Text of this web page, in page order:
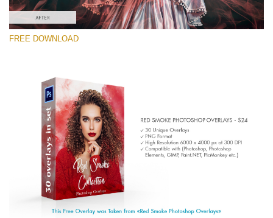
(30 Overlays)
Large 6000*4000px
Entire Collection
(1783 Overlays)
Large 6000*4000px
Free download
FREE DOWNLOAD